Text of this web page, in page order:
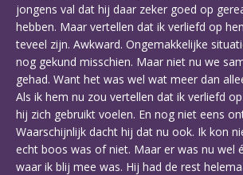
jongens val dat hij daar zeker goed op
hebben. Maar vertellen dat ik verliefd op
teveel zijn. Awkward. Ongemakkelijke
nog gekund misschien. Maar niet nu we
gehad. Want het was wel wat meer dan
Als ik hem nu zou vertellen dat ik verliefd
hij zich gebruikt voelen. En nog niet eens
Waarschijnlijk dacht hij dat nu ook. Ik kon
echt boos was of niet. Maar er was nu wel
waar ik blij mee was. Hij had de rest